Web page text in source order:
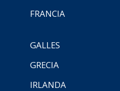
FRANCIA
GALLES
GRECIA
IRLANDA